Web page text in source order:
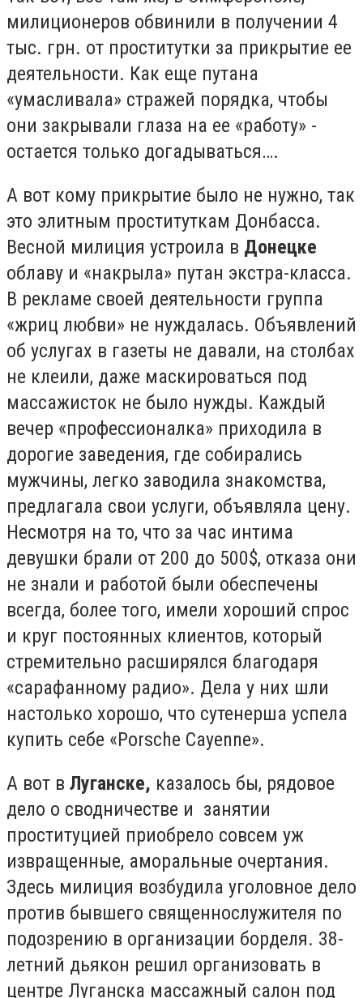
милиционеров обвинили в получении 4
тыс. грн. от проститутки за прикрытие ее
деятельности. Как еще путана
«умасливала» стражей порядка, чтобы
они закрывали глаза на ее «работу» -
остается только догадываться….
А вот кому прикрытие было не нужно, так
это элитным проституткам Донбасса.
Весной милиция устроила в Донецке
облаву и «накрыла» путан экстра-класса.
В рекламе своей деятельности группа
«жриц любви» не нуждалась. Объявлений
об услугах в газеты не давали, на столбах
не клеили, даже маскироваться под
массажисток не было нужды. Каждый
вечер «профессионалка» приходила в
дорогие заведения, где собирались
мужчины, легко заводила знакомства,
предлагала свои услуги, объявляла цену.
Несмотря на то, что за час интима
девушки брали от 200 до 500$, отказа они
не знали и работой были обеспечены
всегда, более того, имели хороший спрос
и круг постоянных клиентов, который
стремительно расширялся благодаря
«сарафанному радио». Дела у них шли
настолько хорошо, что сутенерша успела
купить себе «Porsche Cayenne».
А вот в Луганске, казалось бы, рядовое
дело о сводничестве и занятии
проституцией приобрело совсем уж
извращенные, аморальные очертания.
Здесь милиция возбудила уголовное дело
против бывшего священнослужителя по
подозрению в организации борделя. 38-
летний дьякон решил организовать в
центре Луганска массажный салон под